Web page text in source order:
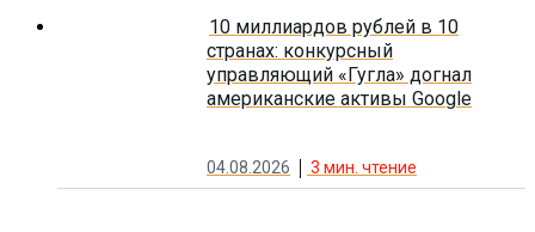
10 миллиардов рублей в 10
странах: конкурсный
управляющий «Гугла» догнал
американские активы Google
04.08.2026 3 мин. чтение